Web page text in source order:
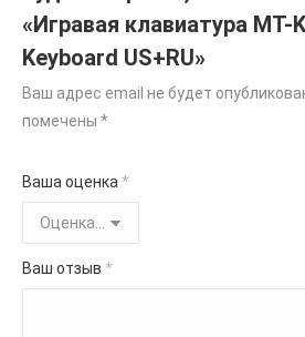
«Игравая клавиатура MT-
Keyboard US+RU»
Ваш адрес email не будет
помечены *
Ваша оценка*
Ваш отзыв *